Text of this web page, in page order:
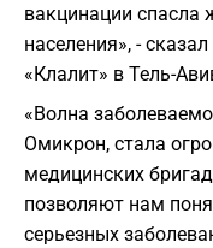
вакцинации спасла
населения», -
«Клалит» в Тель-
«Волна
Омикрон, стала
медицинских
позволяют нам
серьезных